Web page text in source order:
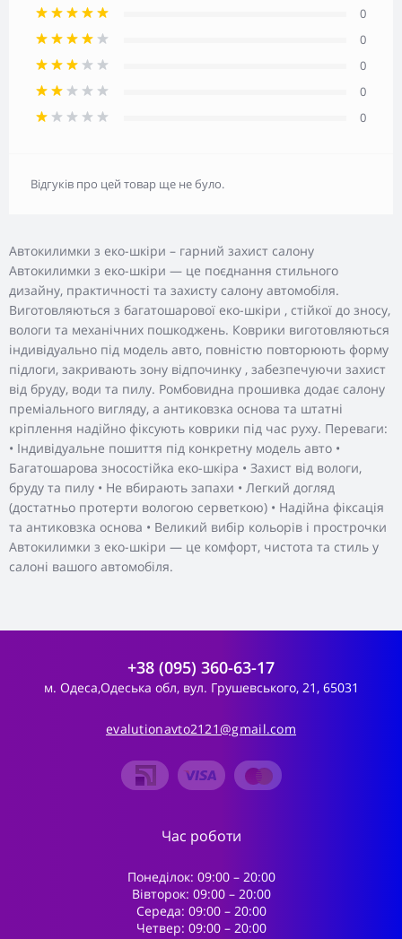
Автокилимки з еко-шкіри – гарний захист салону
Автокилимки з еко-шкіри — це поєднання стильного
дизайну, практичності та захисту салону автомобіля.
Виготовляються з багатошарової еко-шкіри , стійкої до зносу,
вологи та механічних пошкоджень. Коврики виготовляються
індивідуально під модель авто, повністю повторюють форму
підлоги, закривають зону відпочинку , забезпечуючи захист
від бруду, води та пилу. Ромбовидна прошивка додає салону
преміального вигляду, а антиковзка основа та штатні
кріплення надійно фіксують коврики під час руху. Переваги:
• Індивідуальне пошиття під конкретну модель авто •
Багатошарова зносостійка еко-шкіра • Захист від вологи,
бруду та пилу • Не вбирають запахи • Легкий догляд
(достатньо протерти вологою серветкою) • Надійна фіксація
та антиковзка основа • Великий вибір кольорів і прострочки
Автокилимки з еко-шкіри — це комфорт, чистота та стиль у
салоні вашого автомобіля.
0
0
0
0
0
Відгуків про цей товар ще не було.
+38 (095) 360-63-17
м. Одеса,Одеська обл, вул. Грушевського, 21, 65031
evalutionavto2121@gmail.com
Час роботи
Понеділок: 09:00 – 20:00
Вівторок: 09:00 – 20:00
Середа: 09:00 – 20:00
Четвер: 09:00 – 20:00